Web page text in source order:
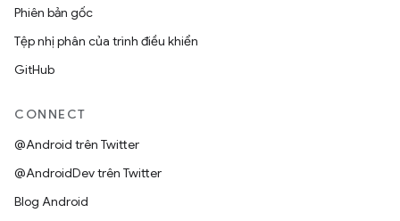
Phiên bản gốc
Tệp nhị phân của trình điều khiển
GitHub
CONNECT
@Android trên Twitter
@AndroidDev trên Twitter
Blog Android